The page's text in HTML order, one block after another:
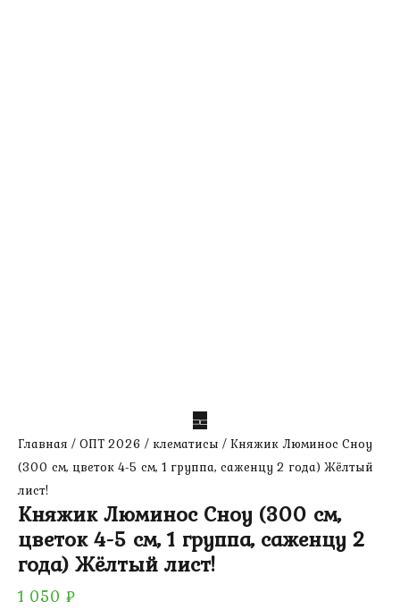
Главная / ОПТ 2026 / клематисы / Княжик Люминос Сноу
(300 см, цветок 4-5 см, 1 группа, саженцу 2 года) Жёлтый
лист!
Княжик Люминос Сноу (300 см,
цветок 4-5 см, 1 группа, саженцу 2
года) Жёлтый лист!
1 050 ₽